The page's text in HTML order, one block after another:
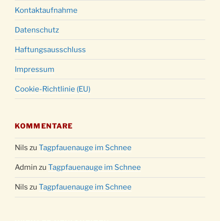
Kontaktaufnahme
Datenschutz
Haftungsausschluss
Impressum
Cookie-Richtlinie (EU)
KOMMENTARE
Nils zu Tagpfauenauge im Schnee
Admin zu Tagpfauenauge im Schnee
Nils zu Tagpfauenauge im Schnee